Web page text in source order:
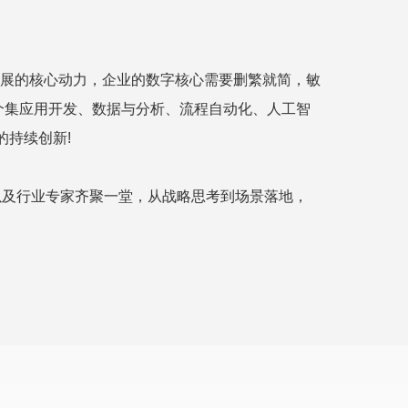
的核心动力，企业的数字核心需要删繁就简，敏
应用开发、数据与分析、流程自动化、人工智
持续创新!
行业专家齐聚一堂，从战略思考到场景落地，